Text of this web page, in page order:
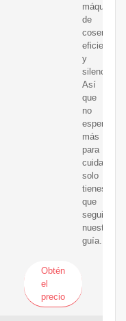
máquina
de
coser
eficiente
y
silenciosa!
Así
que
no
esperes
más
para
cuidarla,
solo
tienes
que
seguir
nuestra
guía.
Obtén
el
precio